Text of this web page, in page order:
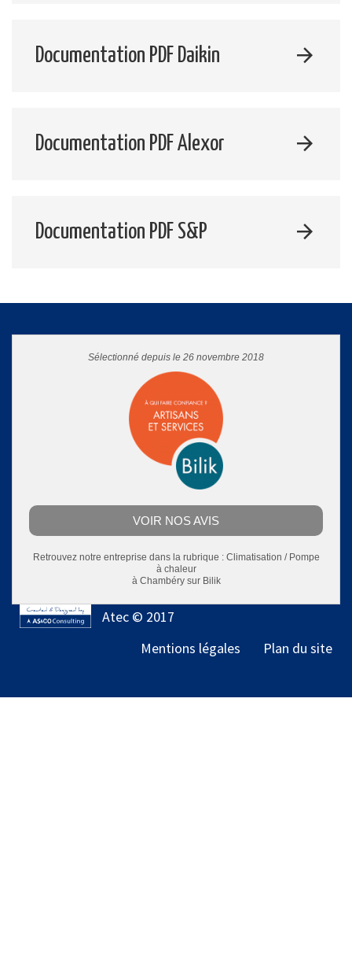
Documentation PDF Daikin
Documentation PDF Alexor
Documentation PDF S&P
Sélectionné depuis le 26 novembre 2018
VOIR NOS AVIS
Retrouvez notre entreprise dans la rubrique : Climatisation / Pompe
à chaleur
à Chambérysur Bilik
Atec © 2017
Mentions légales
Plan du site